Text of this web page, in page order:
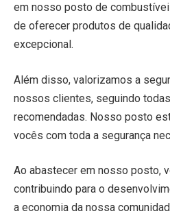
em nosso posto de
de oferecer produtos de
excepcional.
Além disso, valorizamos a
nossos clientes, seguindo
recomendadas. Nosso posto
vocês com toda a segurança
Ao abastecer em nosso posto,
contribuindo para o
a economia da nossa